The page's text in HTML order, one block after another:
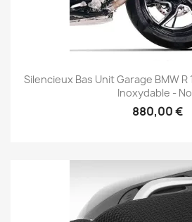
Silencieux Bas Unit Garage BMW R
Inoxydable -
880,00 €